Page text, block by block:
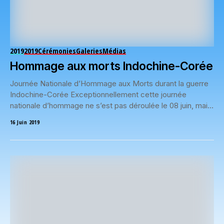
20192019CérémoniesGaleriesMédias
Hommage aux morts Indochine-Corée
Journée Nationale d’Hommage aux Morts durant la guerre
Indochine-Corée Exceptionnellement cette journée
nationale d’hommage ne s’est pas déroulée le 08 juin, mais
16 Juin 2019